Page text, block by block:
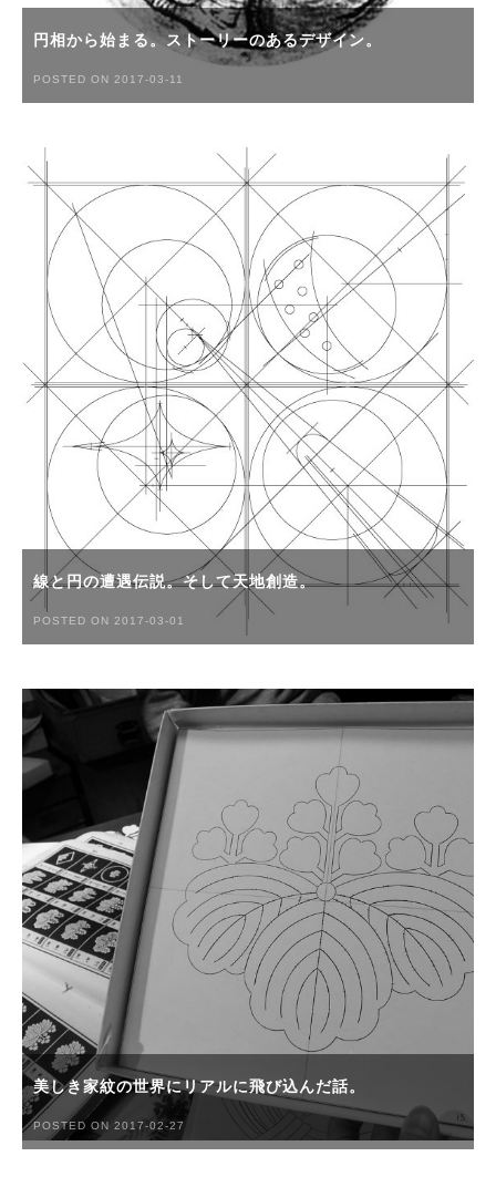
円相から始まる。ストーリーのあるデザイン。
POSTED ON 2017-03-11
線と円の遭遇伝説。そして天地創造。
POSTED ON 2017-03-01
美しき家紋の世界にリアルに飛び込んだ話。
POSTED ON 2017-02-27